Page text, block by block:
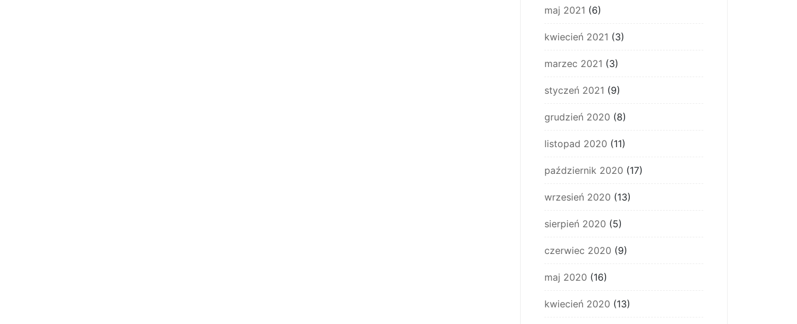
maj 2021 (6)
kwiecień 2021 (3)
marzec 2021 (3)
styczeń 2021 (9)
grudzień 2020 (8)
listopad 2020 (11)
październik 2020 (17)
wrzesień 2020 (13)
sierpień 2020 (5)
czerwiec 2020 (9)
maj 2020 (16)
kwiecień 2020 (13)